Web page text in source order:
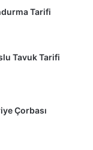
Tarifi
Tavuk Tarifi
Çorbası